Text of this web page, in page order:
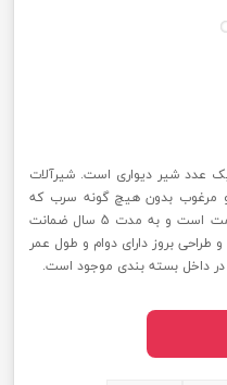
عدد شیر دیواری است. شیرآلات
باکیفیت و مرغوب بدون هیچ گونه سرب که
دارای نشان استاندارد ایران و گواهینامه سلامت است و به مدت 5 سال ضمانت
طراحی بروز دارای دوام و طول عمر
داخل بسته بندی موجود است.